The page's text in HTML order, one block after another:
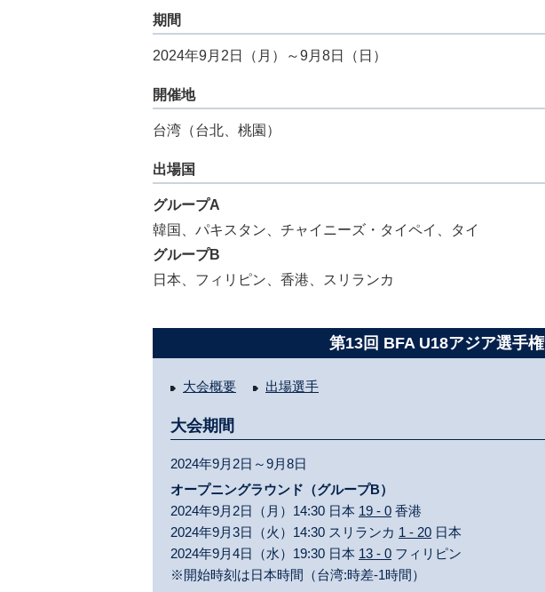
期間
2024年9月2日（月）～9月8日（日）
開催地
台湾（台北、桃園）
出場国
グループA
韓国、パキスタン、チャイニーズ・タイペイ、タイ
グループB
日本、フィリピン、香港、スリランカ
第13回 BFA U18アジア選手権
大会概要 出場選手
大会期間
2024年9月2日～9月8日
オープニングラウンド（グループB）
2024年9月2日（月）14:30 日本 19 - 0 香港
2024年9月3日（火）14:30 スリランカ 1 - 20 日本
2024年9月4日（水）19:30 日本 13 - 0 フィリピン
※開始時刻は日本時間（台湾:時差-1時間）